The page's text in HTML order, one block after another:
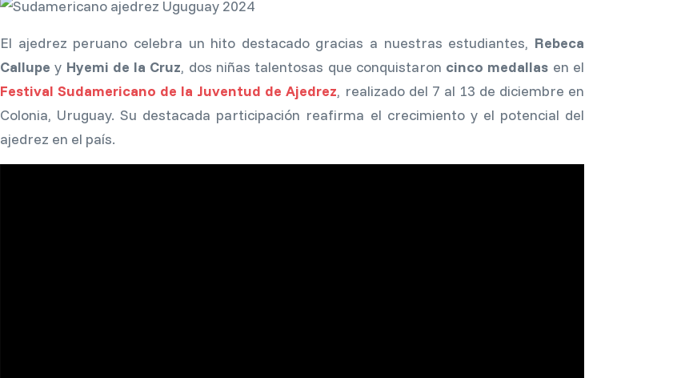
El ajedrez peruano celebra un hito destacado gracias a nuestras estudiantes, Rebeca
Callupe y Hyemi de la Cruz, dos niñas talentosas que conquistaron cinco medallas en el
Festival Sudamericano de la Juventud de Ajedrez, realizado del 7 al 13 de diciembre en
Colonia, Uruguay. Su destacada participación reafirma el crecimiento y el potencial del
ajedrez en el país.